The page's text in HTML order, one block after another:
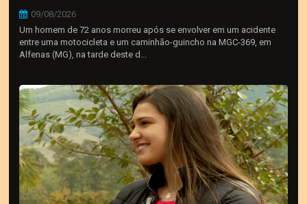
09/08/2026
Um homem de 72 anos morreu após se envolver em um acidente
entre uma motocicleta e um caminhão-guincho na MGC-369, em
Alfenas (MG), na tarde deste d...